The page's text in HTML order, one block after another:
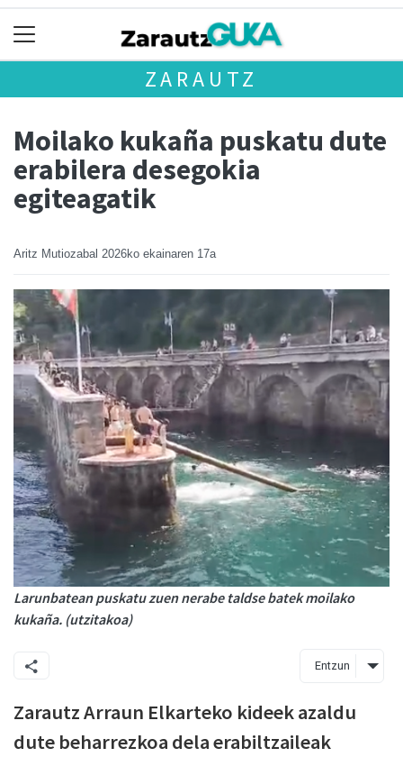
ZARAUTZ
Moilako kukaña puskatu dute
erabilera desegokia
egiteagatik
Aritz Mutiozabal 2026ko ekainaren 17a
Larunbatean puskatu zuen nerabe taldse batek moilako
kukaña. (utzitakoa)
Entzun
Zarautz Arraun Elkarteko kideek azaldu
dute beharrezkoa dela erabiltzaileak